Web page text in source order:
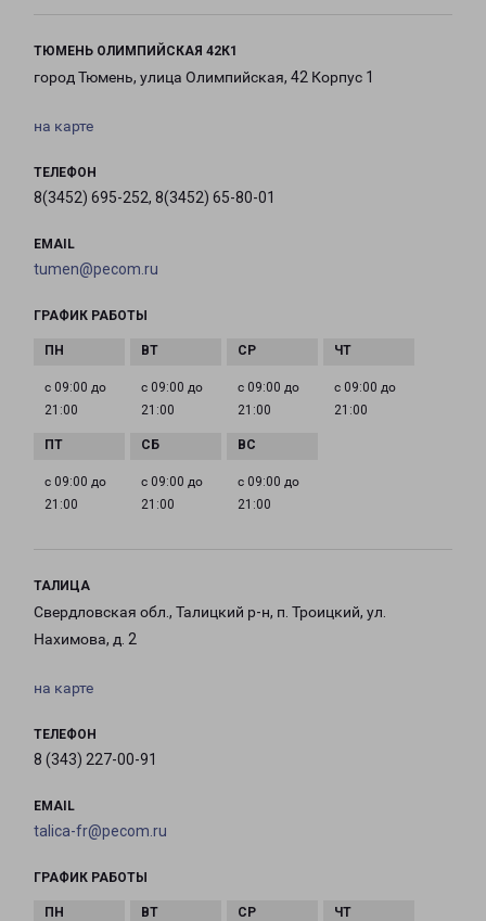
ТЮМЕНЬ ОЛИМПИЙСКАЯ 42К1
город Тюмень, улица Олимпийская, 42 Корпус 1
на карте
ТЕЛЕФОН
8(3452) 695-252, 8(3452) 65-80-01
EMAIL
tumen@pecom.ru
ГРАФИК РАБОТЫ
с 09:00 до
21:00
с 09:00 до
21:00
с 09:00 до
21:00
с 09:00 до
21:00
с 09:00 до
21:00
с 09:00 до
21:00
с 09:00 до
21:00
ТАЛИЦА
Свердловская обл., Талицкий р-н, п. Троицкий, ул.
Нахимова, д. 2
на карте
ТЕЛЕФОН
8 (343) 227-00-91
EMAIL
talica-fr@pecom.ru
ГРАФИК РАБОТЫ